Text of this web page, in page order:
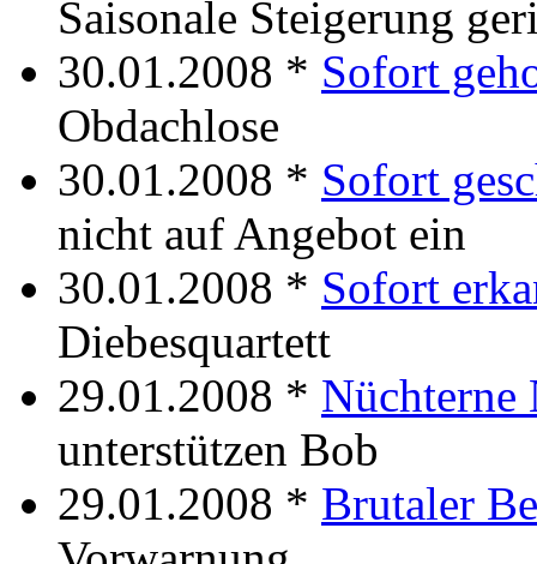
Saisonale Steigerung
30.01.2008 * Sofort
Obdachlose
30.01.2008 * Sofort
nicht auf Angebot ein
30.01.2008 * Sofort
Diebesquartett
29.01.2008 * Nüchterne
unterstützen Bob
29.01.2008 * Brutaler